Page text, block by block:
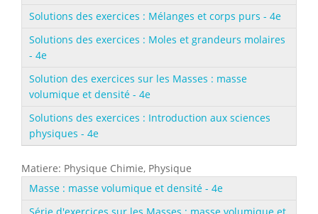
Solutions des exercices : Mélanges et corps purs - 4e
Solutions des exercices : Moles et grandeurs molaires
- 4e
Solution des exercices sur les Masses : masse
volumique et densité - 4e
Solutions des exercices : Introduction aux sciences
physiques - 4e
Matiere: Physique Chimie, Physique
Masse : masse volumique et densité - 4e
Série d'exercices sur les Masses : masse volumique et